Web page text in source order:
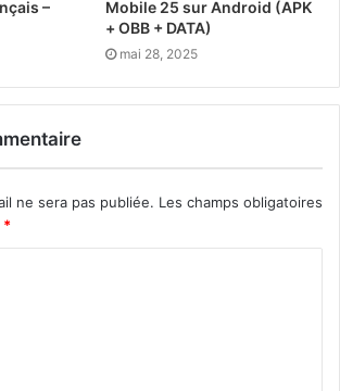
–
Mobile 25 sur Android (APK
+ OBB + DATA)
mai 28, 2025
ne sera pas publiée. Les champs obligatoires
*